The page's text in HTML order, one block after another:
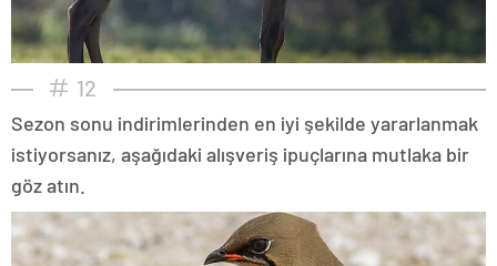
12
Sezon sonu indirimlerinden en iyi şekilde yararlanmak
istiyorsanız, aşağıdaki alışveriş ipuçlarına mutlaka bir
göz atın.